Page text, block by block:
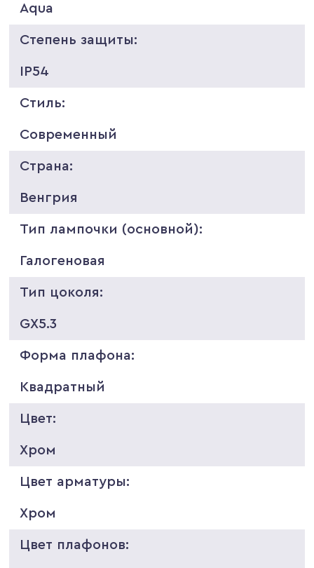
Aqua
Степень защиты:
IP54
Стиль:
Современный
Страна:
Венгрия
Тип лампочки (основной):
Галогеновая
Тип цоколя:
GX5.3
Форма плафона:
Квадратный
Цвет:
Хром
Цвет арматуры:
Хром
Цвет плафонов: